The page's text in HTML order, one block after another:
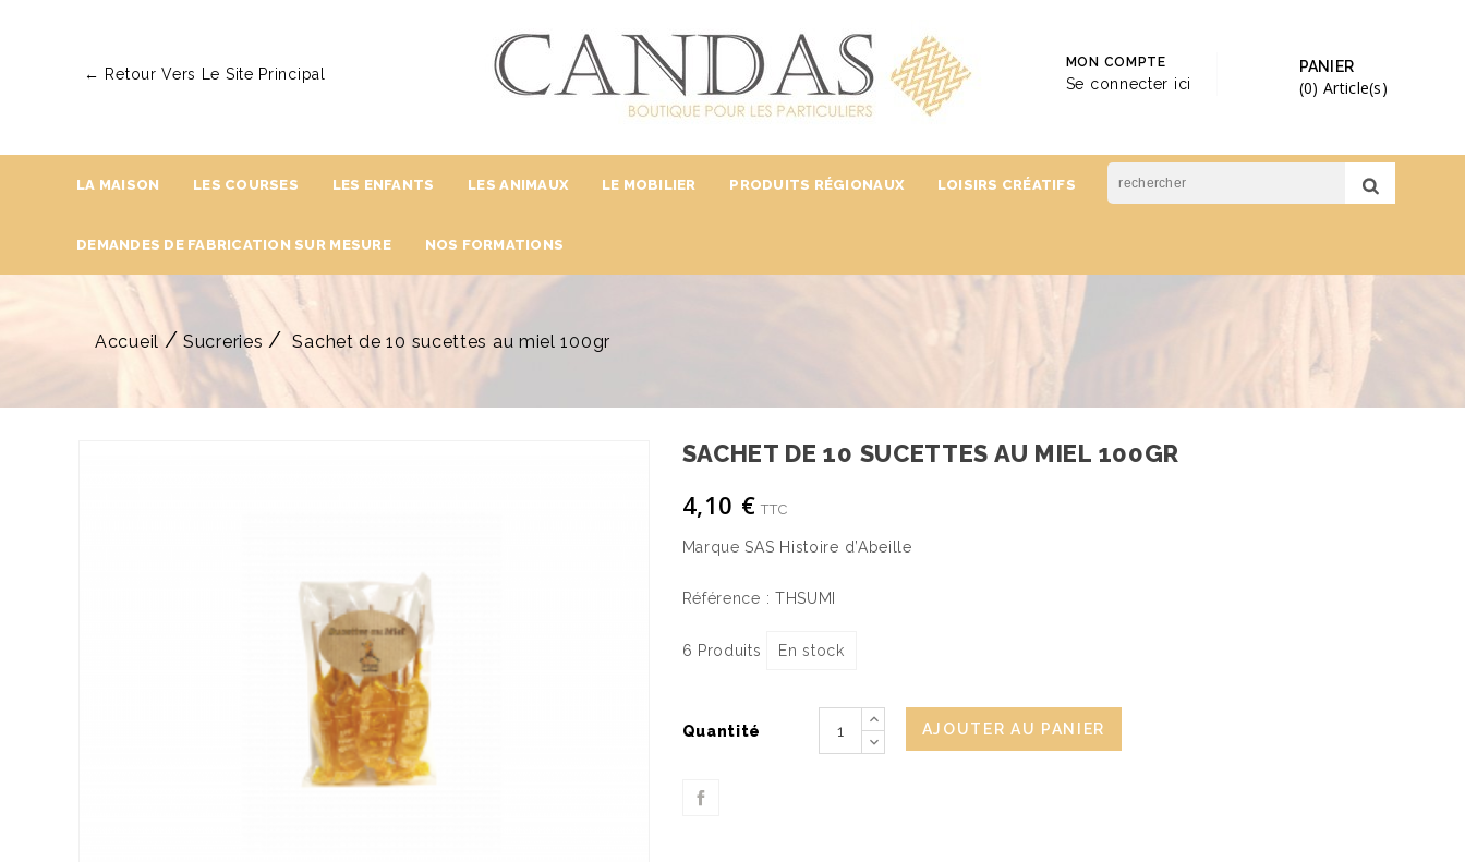
← Retour Vers Le Site Principal PANIER
(0) Article(s)
MON COMPTE
Se connecter ici
LA MAISON LES COURSES LES ENFANTS LES ANIMAUX LE MOBILIER PRODUITS RÉGIONAUX LOISIRS CRÉATIFS
DEMANDES DE FABRICATION SUR MESURE NOS FORMATIONS
Accueil Sucreries Sachet de 10 sucettes au miel 100gr
SACHET DE 10 SUCETTES AU MIEL 100GR
4,10 € TTC
Marque SAS Histoire d’Abeille
Référence : THSUMI
6 Produits En stock
Quantité AJOUTER AU PANIER